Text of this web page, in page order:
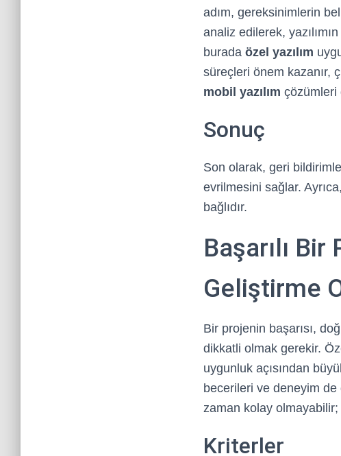
adım, gereksinimlerin
analiz edilerek,
burada özel yazılım
süreçleri önem kazanır,
mobil yazılım çözümleri
Sonuç
Son olarak, geri
evrilmesini sağlar. Ayrıca,
bağlıdır.
Başarılı Bir
Geliştirme
Bir projenin başarısı,
dikkatli olmak gerekir.
uygunluk açısından
becerileri ve deneyim de
zaman kolay
Kriterler